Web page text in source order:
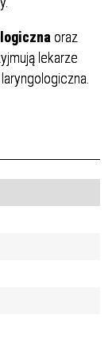
oraz
lekarze